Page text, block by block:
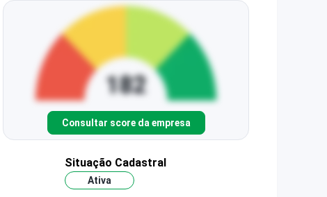
Consultar score da empresa
Situação Cadastral
Ativa